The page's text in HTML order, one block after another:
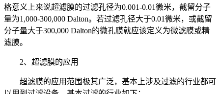
格意义上来说超滤膜的过滤孔径为0.001-0.01微米，截留分子
量为1,000-300,000 Dalton。若过滤孔径大于0.01微米，或截留
分子量大于300,000 Dalton的微孔膜就应该定义为微滤膜或精
滤膜。
2、超滤膜的应用
超滤膜的应用范围极其广泛，基本上涉及过滤的行业都可